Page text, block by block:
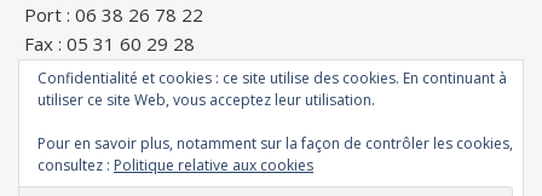
Port : 06 38 26 78 22
Fax : 05 31 60 29 28
E mail : accueil@reseauprevios.Fr
Confidentialité et cookies : ce site utilise des cookies. En continuant à
utiliser ce site Web, vous acceptez leur utilisation.
Pour en savoir plus, notamment sur la façon de contrôler les cookies,
consultez : Politique relative aux cookies